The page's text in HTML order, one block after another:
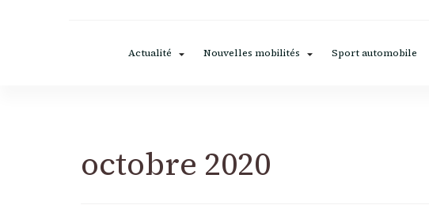
Actualité Nouvelles mobilités Sport automobile
octobre 2020